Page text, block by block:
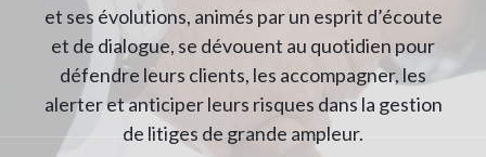
et ses évolutions, animés par un esprit d’écoute
et de dialogue, se dévouent au quotidien pour
défendre leurs clients, les accompagner, les
alerter et anticiper leurs risques dans la gestion
de litiges de grande ampleur.